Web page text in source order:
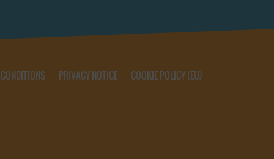
PRIVACY NOTICE COOKIE POLICY (EU)